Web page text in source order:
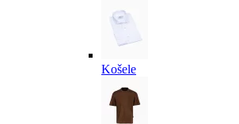
Košele